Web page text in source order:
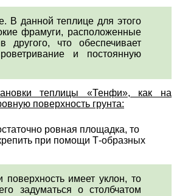
В данной теплице для этого
фрамуги, расположенные
другого, что обеспечивает
и постоянную
теплицы «Тенфи», как на
поверхность грунта:
ровная площадка, то
при помощи Т-образных
поверхность имеет уклон, то
задуматься о столбчатом